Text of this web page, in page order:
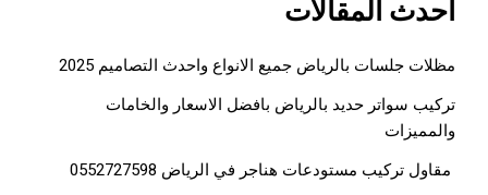
أحدث المقالات
مظلات جلسات بالرياض جميع الانواع واحدث التصاميم 2025
تركيب سواتر حديد بالرياض بافضل الاسعار والخامات
والمميزات
مقاول تركيب مستودعات هناجر في الرياض 0552727598